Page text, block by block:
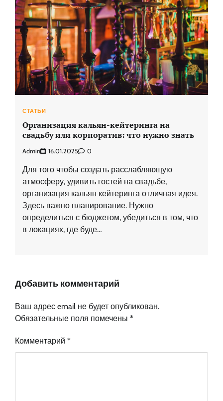
СТАТЬИ
Организация кальян-кейтеринга на
свадьбу или корпоратив: что нужно знать
Admin 16.01.2025 0
Для того чтобы создать расслабляющую
атмосферу, удивить гостей на свадьбе,
организация кальян кейтеринга отличная идея.
Здесь важно планирование. Нужно
определиться с бюджетом, убедиться в том, что
в локациях, где буде…
Добавить комментарий
Ваш адрес email не будет опубликован.
Обязательные поля помечены *
Комментарий *